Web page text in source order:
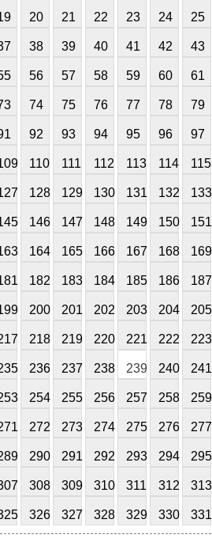
20 21 22 23 24 25
38 39 40 41 42 43
56 57 58 59 60 61
74 75 76 77 78 79
92 93 94 95 96 97
110 111 112 113 114 115
128 129 130 131 132 133
146 147 148 149 150 151
164 165 166 167 168 169
182 183 184 185 186 187
200 201 202 203 204 205
218 219 220 221 222 223
236 237 238 239 240 241
254 255 256 257 258 259
272 273 274 275 276 277
290 291 292 293 294 295
308 309 310 311 312 313
326 327 328 329 330 331